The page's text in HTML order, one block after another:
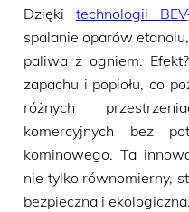
Dzięki technologii BEV
spalanie oparów
paliwa z ogniem.
zapachu i popiołu, co
różnych
komercyjnych bez
kominowego. Ta
nie tylko równomierny,
bezpieczna i ekologiczna.